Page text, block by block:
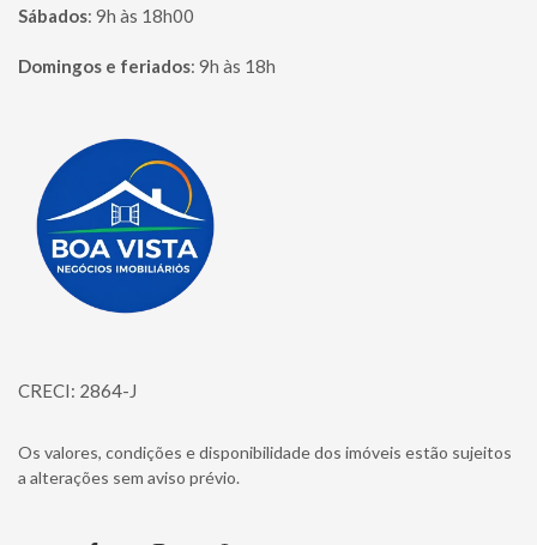
Sábados: 9h às 18h00
Domingos e feriados: 9h às 18h
Página inicial
CRECI: 2864-J
Os valores, condições e disponibilidade dos imóveis estão sujeitos
a alterações sem aviso prévio.